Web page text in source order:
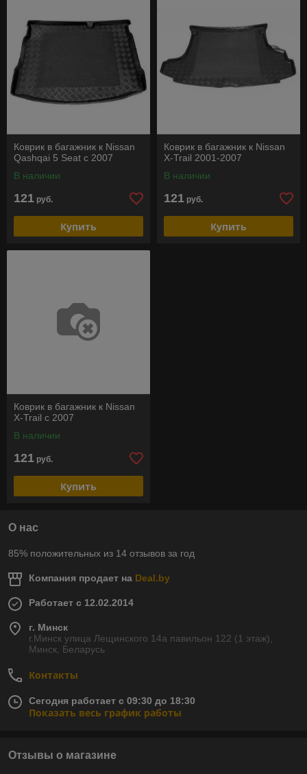
Коврик в багажник к Nissan
Qashqai 5 Seat c 2007
В наличии
121 руб.
Купить
Коврик в багажник к Nissan
X-Trail 2001-2007
В наличии
121 руб.
Купить
Коврик в багажник к Nissan
X-Trail c 2007
В наличии
121 руб.
Купить
О нас
85% положительных из 14 отзывов за год
Компания продает на Deal.by
Работает с 12.02.2014
г. Минск
г.Минск улица Лещинского 14а павильон 122 (1 этаж),
Минск, Беларусь
Контакты
Сегодня работает с 09:30 до 18:30
Показать весь график работы
Отзывы о магазине